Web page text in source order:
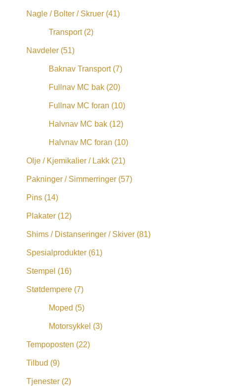
Nagle / Bolter / Skruer (41)
Transport (2)
Navdeler (51)
Baknav Transport (7)
Fullnav MC bak (20)
Fullnav MC foran (10)
Halvnav MC bak (12)
Halvnav MC foran (10)
Olje / Kjemikalier / Lakk (21)
Pakninger / Simmerringer (57)
Pins (14)
Plakater (12)
Shims / Distanseringer / Skiver (81)
Spesialprodukter (61)
Stempel (16)
Støtdempere (7)
Moped (5)
Motorsykkel (3)
Tempoposten (22)
Tilbud (9)
Tjenester (2)